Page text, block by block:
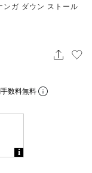
ンガ ダウン ストール
数料無料